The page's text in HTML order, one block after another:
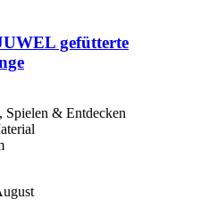
gefütterte
Spielen & Entdecken